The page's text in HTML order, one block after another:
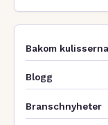
Bakom kulisserna
Blogg
Branschnyheter